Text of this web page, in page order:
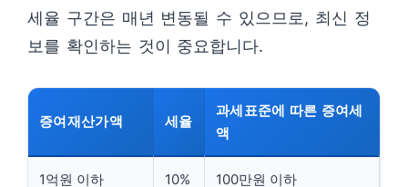
세율 구간은 매년 변동될 수 있으므로, 최신 정
보를 확인하는 것이 중요합니다.
증여재산가액 세율
과세표준에 따른 증여세
액
1억원 이하 10% 100만원 이하